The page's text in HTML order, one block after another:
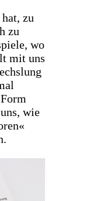
zu
zu
wo
mit uns
wie